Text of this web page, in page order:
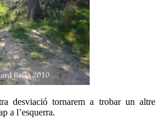
desviació tornarem a trobar un altre
a l’esquerra.